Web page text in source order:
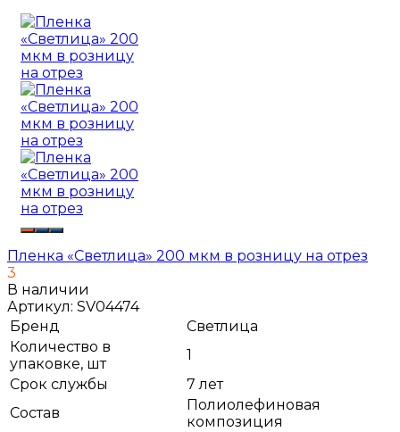
Пленка «Светлица» 200 мкм в розницу на отрез
3
В наличии
Артикул: SV04474
Бренд
Светлица
Количество в
упаковке, шт
1
Срок службы
7 лет
Состав
Полиолефиновая
композиция